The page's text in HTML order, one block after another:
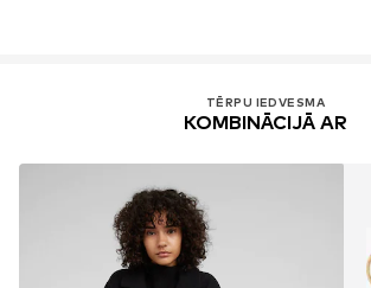
TĒRPU IEDVESMA
KOMBINĀCIJĀ AR